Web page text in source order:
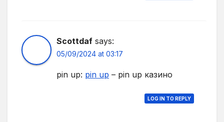
Scottdaf says:
05/09/2024 at 03:17
pin up: pin up – pin up казино
LOG IN TO REPLY